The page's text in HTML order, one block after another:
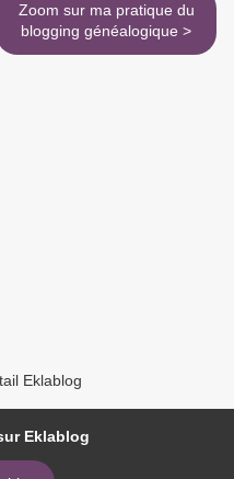
Zoom sur ma pratique du
blogging généalogique >
Eklablog
Eklablog